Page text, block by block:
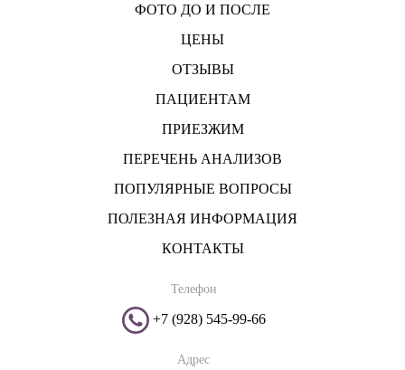
ФОТО ДО И ПОСЛЕ
ЦЕНЫ
ОТЗЫВЫ
ПАЦИЕНТАМ
ПРИЕЗЖИМ
ПЕРЕЧЕНЬ АНАЛИЗОВ
ПОПУЛЯРНЫЕ ВОПРОСЫ
ПОЛЕЗНАЯ ИНФОРМАЦИЯ
КОНТАКТЫ
Телефон
+7 (928) 545-99-66
Адрес